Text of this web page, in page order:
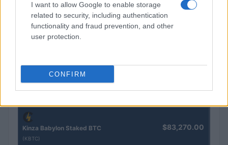
I want to allow Google to enable storage
related to security, including authentication
functionality and fraud prevention, and other
user protection.
CONFIRM
Parques industriais zero carbono: China lidera e traz modelo
inovador para o Brasil
Rafael Oliveira · 9 ago 2026
COTAÇÕES CRYPTO
Kinza Babylon Staked BTC
(KBTC)
$83,270.00